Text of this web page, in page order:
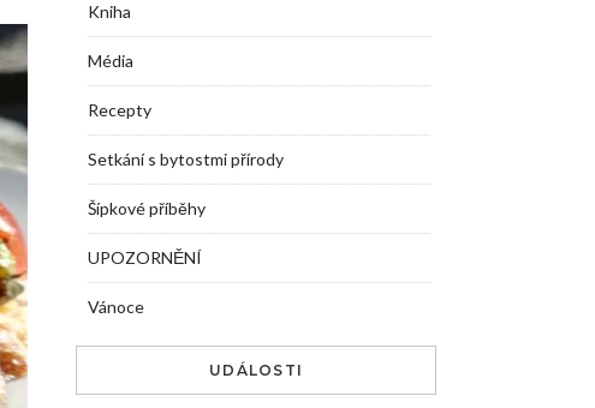
Kniha
Média
Recepty
Setkání s bytostmi přírody
Šípkové příběhy
UPOZORNĚNÍ
Vánoce
UDÁLOSTI